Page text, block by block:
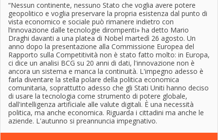
“Nessun continente, nessuno Stato che voglia avere potere
geopolitico e voglia preservare la propria esistenza dal punto di
vista economico e sociale può rimanere indietro con
l’innovazione dalle tecnologie dirompenti» ha detto Mario
Draghi davanti a una platea di Nobel martedì 26 agosto. Un
anno dopo la presentazione alla Commissione Europea del
Rapporto sulla Competitività non è stato fatto molto: in Europa,
ci dice un analisi BCG su 20 anni di dati, l'innovazione non è
ancora un sistema e manca la continuità. L'impegno adesso è
farla diventare la stella polare della politica economica
comunitaria, soprattutto adesso che gli Stati Uniti hanno deciso
di usare la tecnologia come strumento di potere globale,
dall'intelligenza artificiale alle valute digitali. È una necessità
politica, ma anche economica. Riguarda i cittadini ma anche le
aziende. L'autunno si preannuncia impegnativo.